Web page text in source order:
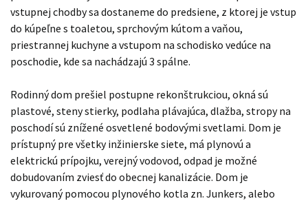
vstupnej chodby sa dostaneme do predsiene, z ktorej je vstup
do kúpeľne s toaletou, sprchovým kútom a vaňou,
priestrannej kuchyne a vstupom na schodisko vedúce na
poschodie, kde sa nachádzajú 3 spálne.
Rodinný dom prešiel postupne rekonštrukciou, okná sú
plastové, steny stierky, podlaha plávajúca, dlažba, stropy na
poschodí sú znížené osvetlené bodovými svetlami. Dom je
prístupný pre všetky inžinierske siete, má plynovú a
elektrickú prípojku, verejný vodovod, odpad je možné
dobudovaním zviesť do obecnej kanalizácie. Dom je
vykurovaný pomocou plynového kotla zn. Junkers, alebo